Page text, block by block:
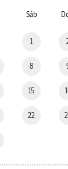
Sáb
1
8
15
22